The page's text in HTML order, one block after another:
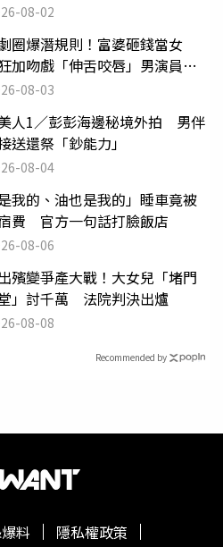
08-02
圈爆潛規則！富婆砸錢當女
吻戲「伸舌咬唇」男演員崩
08-03
人1／彭彭海邊秘境外拍 男伴
送還祭「鈔能力」
08-04
是我的、油也是我的」睡車竟被
費 官方一句話打臉飯店
08-06
殯變爭產大戰！大女兒「堵門
」討千萬 法院判決出爐
08-08
Recommended by
料 隱私權政策